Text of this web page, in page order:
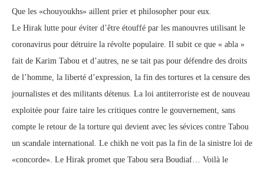
Que les «chouyoukhs» aillent prier et philosopher pour eux.
Le Hirak lutte pour éviter d’être étouffé par les manouvres utilisant le
coronavirus pour détruire la révolte populaire. Il subit ce que « abla »
fait de Karim Tabou et d’autres, ne se tait pas pour défendre des droits
de l’homme, la liberté d’expression, la fin des tortures et la censure des
journalistes et des militants détenus. La loi antiterroriste est de nouveau
exploitée pour faire taire les critiques contre le gouvernement, sans
compte le retour de la torture qui devient avec les sévices contre Tabou
un scandale international. Le chikh ne voit pas la fin de la sinistre loi de
«concorde». Le Hirak promet que Tabou sera Boudiaf… Voilà le